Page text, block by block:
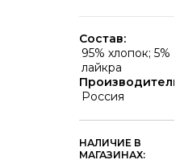
Состав:
95% хлопок; 5%
лайкра
Производитель:
Россия
НАЛИЧИЕ В
МАГАЗИНАХ: